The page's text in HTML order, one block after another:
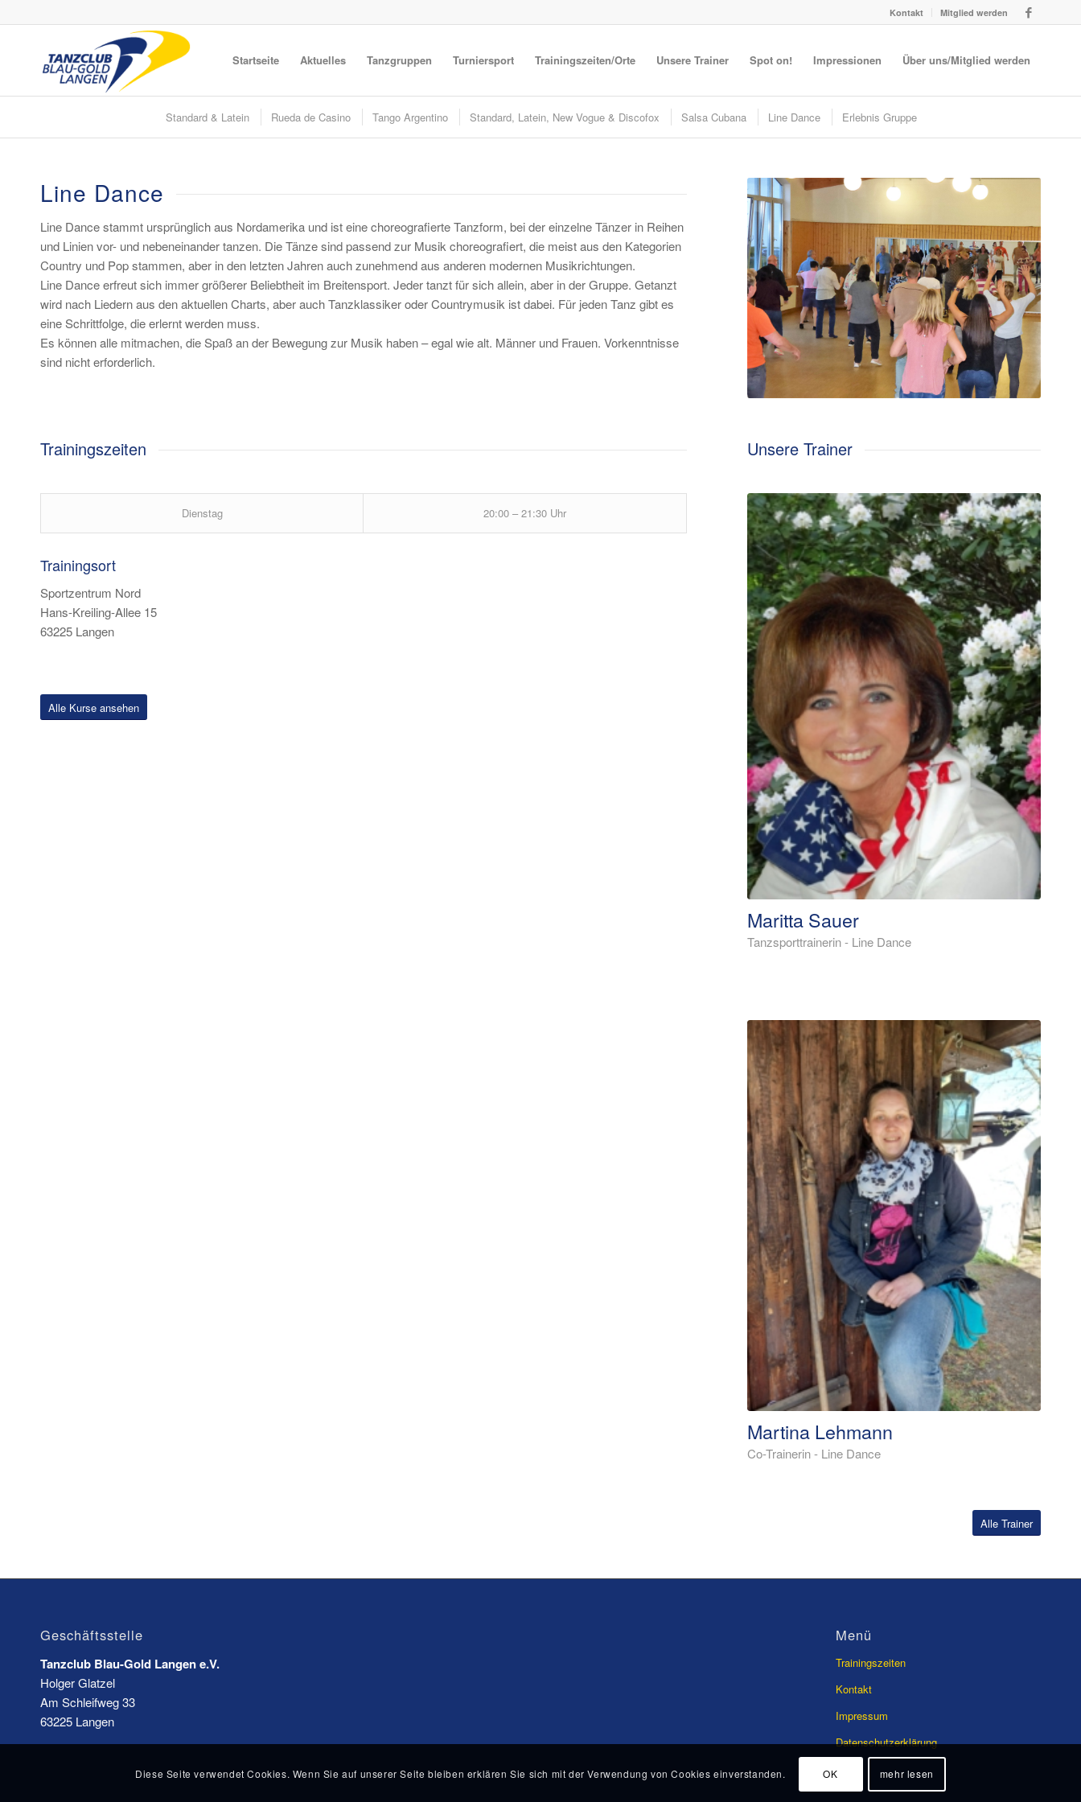
Kontakt Mitglied werden
Startseite Aktuelles Tanzgruppen Turniersport Trainingszeiten/Orte Unsere Trainer Spot on! Impressionen Über uns/Mitglied werden
Standard & Latein Rueda de Casino Tango Argentino Standard, Latein, New Vogue & Discofox Salsa Cubana Line Dance Erlebnis Gruppe
Line Dance
Line Dance stammt ursprünglich aus Nordamerika und ist eine choreografierte Tanzform, bei der einzelne Tänzer in Reihen
und Linien vor- und nebeneinander tanzen. Die Tänze sind passend zur Musik choreografiert, die meist aus den Kategorien
Country und Pop stammen, aber in den letzten Jahren auch zunehmend aus anderen modernen Musikrichtungen.
Line Dance erfreut sich immer größerer Beliebtheit im Breitensport. Jeder tanzt für sich allein, aber in der Gruppe. Getanzt
wird nach Liedern aus den aktuellen Charts, aber auch Tanzklassiker oder Countrymusik ist dabei. Für jeden Tanz gibt es
eine Schrittfolge, die erlernt werden muss.
Es können alle mitmachen, die Spaß an der Bewegung zur Musik haben – egal wie alt. Männer und Frauen. Vorkenntnisse
sind nicht erforderlich.
Trainingszeiten
Dienstag 20:00 – 21:30 Uhr
Trainingsort
Sportzentrum Nord
Hans-Kreiling-Allee 15
63225 Langen
Alle Kurse ansehen
Unsere Trainer
Maritta Sauer
Tanzsporttrainerin - Line Dance
Martina Lehmann
Co-Trainerin - Line Dance
Alle Trainer
Geschäftsstelle
Tanzclub Blau-Gold Langen e.V.
Holger Glatzel
Am Schleifweg 33
63225 Langen
Menü
Trainingszeiten
Kontakt
Impressum
Datenschutzerklärung
Diese Seite verwendet Cookies. Wenn Sie auf unserer Seite bleiben erklären Sie sich mit der Verwendung von Cookies einverstanden. OK mehr lesen